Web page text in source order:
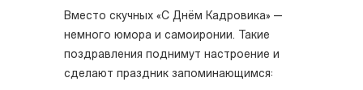
Вместо скучных «С Днём Кадровика» —
немного юмора и самоиронии. Такие
поздравления поднимут настроение и
сделают праздник запоминающимся: